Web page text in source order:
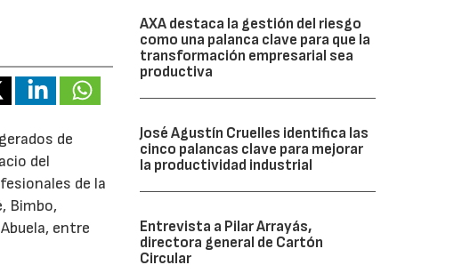
de
del
de la
Bimbo,
entre
AXA destaca la gestión del riesgo
como una palanca clave para que la
transformación empresarial sea
productiva
José Agustín Cruelles identifica las
cinco palancas clave para mejorar
la productividad industrial
Entrevista a Pilar Arrayás,
directora general de Cartón
Circular